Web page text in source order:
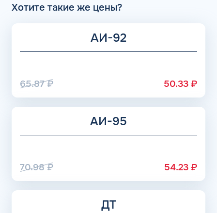
Хотите такие же цены?
АИ-92
65.87₽ 50.33 ₽
АИ-95
70.98₽ 54.23 ₽
ДТ